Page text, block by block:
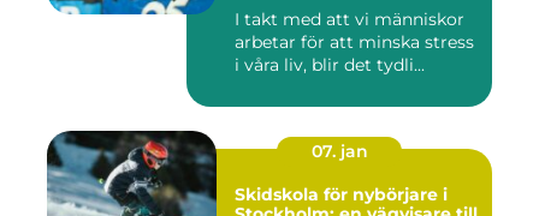
I takt med att vi människor
arbetar för att minska stress
i våra liv, blir det tydli...
07. jan
Skidskola för nybörjare i